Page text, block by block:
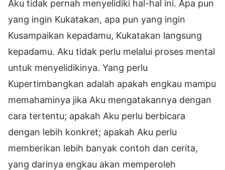
Aku tidak pernah menyelidiki hal-hal ini. Apa pun
yang ingin Kukatakan, apa pun yang ingin
Kusampaikan kepadamu, Kukatakan langsung
kepadamu. Aku tidak perlu melalui proses mental
untuk menyelidikinya. Yang perlu
Kupertimbangkan adalah apakah engkau mampu
memahaminya jika Aku mengatakannya dengan
cara tertentu; apakah Aku perlu berbicara
dengan lebih konkret; apakah Aku perlu
memberikan lebih banyak contoh dan cerita,
yang darinya engkau akan memperoleh